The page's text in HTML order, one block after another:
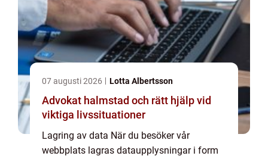
07 augusti 2026 Lotta Albertsson
Advokat halmstad och rätt hjälp vid
viktiga livssituationer
Lagring av data När du besöker vår
webbplats lagras dataupplysningar i form